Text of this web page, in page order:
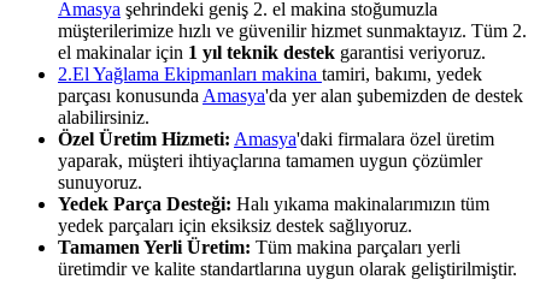
Amasya şehrindeki geniş 2. el makina stoğumuzla
müşterilerimize hızlı ve güvenilir hizmet sunmaktayız. Tüm 2.
el makinalar için 1 yıl teknik destek garantisi veriyoruz.
2.El Yağlama Ekipmanları makina tamiri, bakımı, yedek
parçası konusunda Amasya'da yer alan şubemizden de destek
alabilirsiniz.
Özel Üretim Hizmeti: Amasya'daki firmalara özel üretim
yaparak, müşteri ihtiyaçlarına tamamen uygun çözümler
sunuyoruz.
Yedek Parça Desteği: Halı yıkama makinalarımızın tüm
yedek parçaları için eksiksiz destek sağlıyoruz.
Tamamen Yerli Üretim: Tüm makina parçaları yerli
üretimdir ve kalite standartlarına uygun olarak geliştirilmiştir.